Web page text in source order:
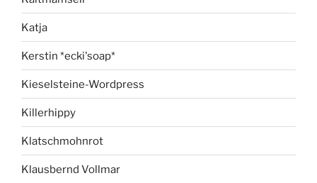
Katja
Kerstin *ecki'soap*
Kieselsteine-Wordpress
Killerhippy
Klatschmohnrot
Klausbernd Vollmar